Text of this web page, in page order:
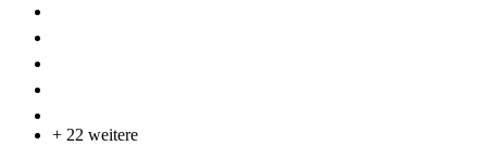
+ 22 weitere